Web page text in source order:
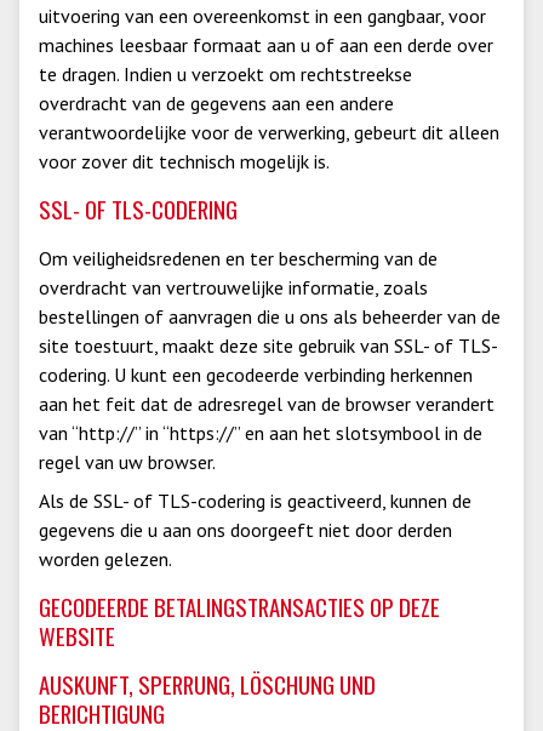
uitvoering van een overeenkomst in een gangbaar, voor
machines leesbaar formaat aan u of aan een derde over
te dragen. Indien u verzoekt om rechtstreekse
overdracht van de gegevens aan een andere
verantwoordelijke voor de verwerking, gebeurt dit alleen
voor zover dit technisch mogelijk is.
SSL- OF TLS-CODERING
Om veiligheidsredenen en ter bescherming van de
overdracht van vertrouwelijke informatie, zoals
bestellingen of aanvragen die u ons als beheerder van de
site toestuurt, maakt deze site gebruik van SSL- of TLS-
codering. U kunt een gecodeerde verbinding herkennen
aan het feit dat de adresregel van de browser verandert
van “http://” in “https://” en aan het slotsymbool in de
regel van uw browser.
Als de SSL- of TLS-codering is geactiveerd, kunnen de
gegevens die u aan ons doorgeeft niet door derden
worden gelezen.
GECODEERDE BETALINGSTRANSACTIES OP DEZE
WEBSITE
AUSKUNFT, SPERRUNG, LÖSCHUNG UND
BERICHTIGUNG